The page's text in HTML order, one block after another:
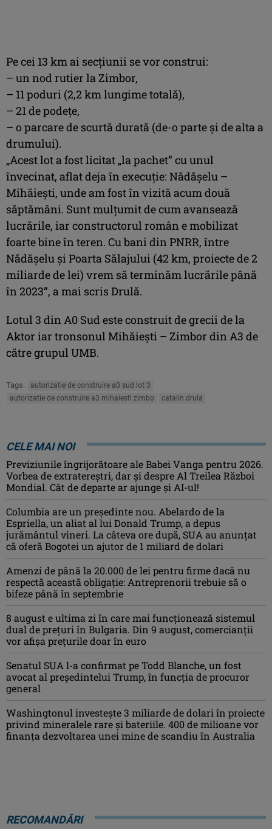
Pe cei 13 km ai secțiunii se vor construi:
– un nod rutier la Zimbor,
– 11 poduri (2,2 km lungime totală),
– 21 de podețe,
– o parcare de scurtă durată (de-o parte și de alta a
drumului).
„Acest lot a fost licitat „la pachet” cu unul
învecinat, aflat deja în execuție: Nădășelu –
Mihăiești, unde am fost în vizită acum două
săptămâni. Sunt mulțumit de cum avansează
lucrările, iar constructorul român e mobilizat
foarte bine în teren. Cu bani din PNRR, între
Nădășelu și Poarta Sălajului (42 km, proiecte de 2
miliarde de lei) vrem să terminăm lucrările până
în 2023”, a mai scris Drulă.
Lotul 3 din A0 Sud este construit de grecii de la
Aktor iar tronsonul Mihăiești – Zimbor din A3 de
către grupul UMB.
Tags:
autorizatie de construire a0 sud lot 3
autorizatie de construire a3 mihaiesti zimbo
catalin drula
CELE MAI NOI
Previziunile îngrijorătoare ale Babei Vanga pentru 2026.
Vorbea de extratereștri, dar și despre Al Treilea Război
Mondial. Cât de departe ar ajunge și AI-ul!
Columbia are un președinte nou. Abelardo de la
Espriella, un aliat al lui Donald Trump, a depus
jurământul vineri. La câteva ore după, SUA au anunțat
că oferă Bogotei un ajutor de 1 miliard de dolari
Amenzi de până la 20.000 de lei pentru firme dacă nu
respectă această obligație: Antreprenorii trebuie să o
bifeze până în septembrie
8 august e ultima zi în care mai funcționează sistemul
dual de prețuri în Bulgaria. Din 9 august, comercianții
vor afișa prețurile doar în euro
Senatul SUA l-a confirmat pe Todd Blanche, un fost
avocat al președintelui Trump, în funcția de procuror
general
Washingtonul investește 3 miliarde de dolari în proiecte
privind mineralele rare și bateriile. 400 de milioane vor
finanța dezvoltarea unei mine de scandiu în Australia
RECOMANDĂRI